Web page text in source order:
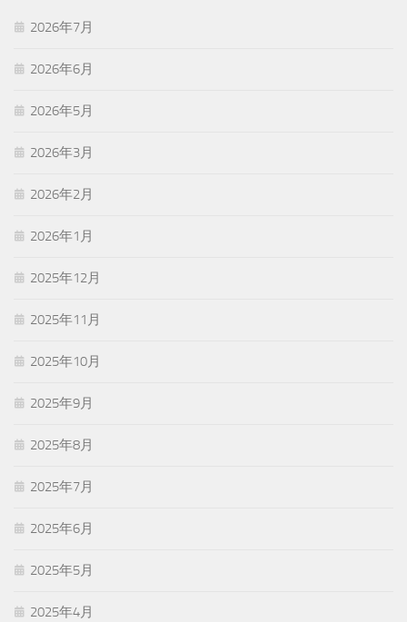
2026年7月
2026年6月
2026年5月
2026年3月
2026年2月
2026年1月
2025年12月
2025年11月
2025年10月
2025年9月
2025年8月
2025年7月
2025年6月
2025年5月
2025年4月